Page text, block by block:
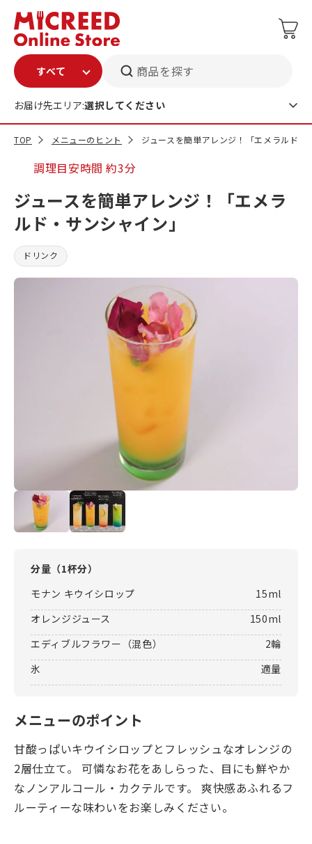
商品を探す
お届け先エリア:選択してください
TOP メニューのヒント ジュースを簡単アレンジ！「エメラルド・
調理目安時間約3分
ジュースを簡単アレンジ！「エメラ
ルド・サンシャイン」
ドリンク
分量（1杯分）
モナン キウイシロップ
15ml
オレンジジュース
150ml
エディブルフラワー（混色）
2輪
氷
適量
メニューのポイント
甘酸っぱいキウイシロップとフレッシュなオレンジの
2層仕立て。 可憐なお花をあしらった、目にも鮮やか
なノンアルコール・カクテルです。 爽快感あふれるフ
ルーティーな味わいをお楽しみください。